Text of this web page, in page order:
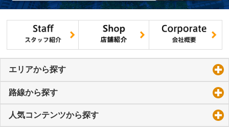
エリアから探す
路線から探す
人気コンテンツから探す